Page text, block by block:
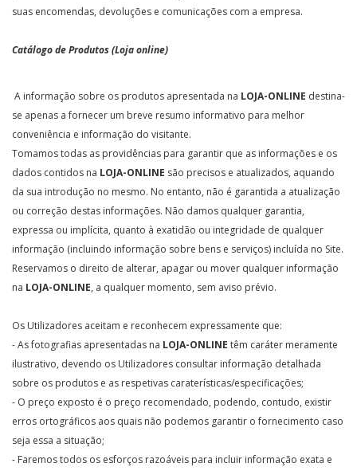
suas encomendas, devoluções e comunicações com a empresa.
Catálogo de Produtos (Loja online)
A informação sobre os produtos apresentada na LOJA-ONLINE destina-
se apenas a fornecer um breve resumo informativo para melhor
conveniência e informação do visitante.
Tomamos todas as providências para garantir que as informações e os
dados contidos na LOJA-ONLINE são precisos e atualizados, aquando
da sua introdução no mesmo. No entanto, não é garantida a atualização
ou correção destas informações. Não damos qualquer garantia,
expressa ou implícita, quanto à exatidão ou integridade de qualquer
informação (incluindo informação sobre bens e serviços) incluída no Site.
Reservamos o direito de alterar, apagar ou mover qualquer informação
na LOJA-ONLINE, a qualquer momento, sem aviso prévio.
Os Utilizadores aceitam e reconhecem expressamente que:
- As fotografias apresentadas na LOJA-ONLINE têm caráter meramente
ilustrativo, devendo os Utilizadores consultar informação detalhada
sobre os produtos e as respetivas caraterísticas/especificações;
- O preço exposto é o preço recomendado, podendo, contudo, existir
erros ortográficos aos quais não podemos garantir o fornecimento caso
seja essa a situação;
- Faremos todos os esforços razoáveis para incluir informação exata e